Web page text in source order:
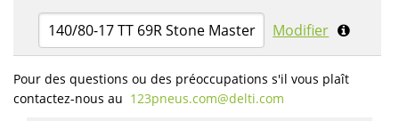
140/80-17 TT 69R Stone Master Modifier
Pour des questions ou des préoccupations s'il vous plaît
contactez-nous au 123pneus.com​@delti.com